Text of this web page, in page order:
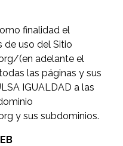
finalidad el
de uso del Sitio
(en adelante el
las páginas y sus
IGUALDAD a las
y sus subdominios.